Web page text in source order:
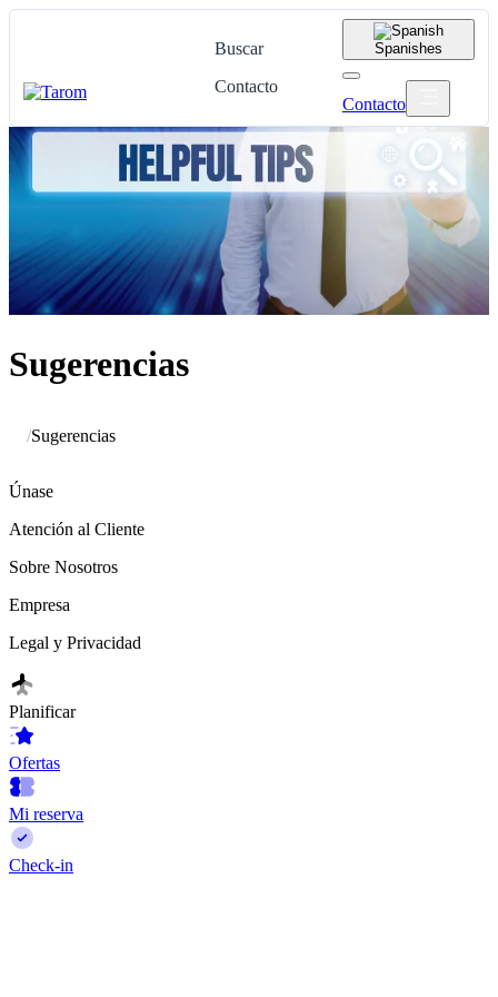
Buscar
Contacto
Spanishes
Contacto
Sugerencias
/Sugerencias
Únase
Atención al Cliente
Sobre Nosotros
Empresa
Legal y Privacidad
Planificar
Ofertas
Mi reserva
Check-in